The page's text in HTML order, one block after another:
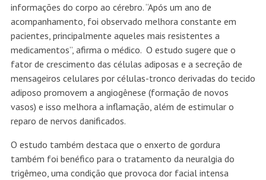
informações do corpo ao cérebro. “Após um ano de
acompanhamento, foi observado melhora constante em
pacientes, principalmente aqueles mais resistentes a
medicamentos”, afirma o médico. O estudo sugere que o
fator de crescimento das células adiposas e a secreção de
mensageiros celulares por células-tronco derivadas do tecido
adiposo promovem a angiogênese (formação de novos
vasos) e isso melhora a inflamação, além de estimular o
reparo de nervos danificados.
O estudo também destaca que o enxerto de gordura
também foi benéfico para o tratamento da neuralgia do
trigêmeo, uma condição que provoca dor facial intensa